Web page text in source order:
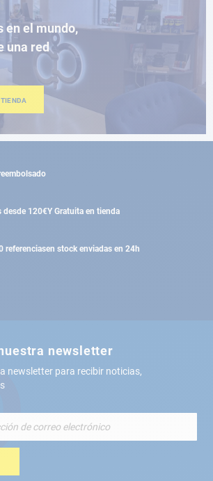
en el mundo,
una red
desde 120€Y Gratuita en tienda
referenciasen stock enviadas en 24h
newsletter
newsletter para recibir noticias,